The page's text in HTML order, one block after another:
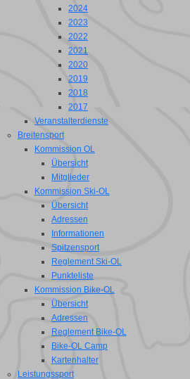
2024
2023
2022
2021
2020
2019
2018
2017
Veranstalterdienste
Breitensport
Kommission OL
Übersicht
Mitglieder
Kommission Ski-OL
Übersicht
Adressen
Informationen
Spitzensport
Reglement Ski-OL
Punkteliste
Kommission Bike-OL
Übersicht
Adressen
Reglement Bike-OL
Bike-OL Camp
Kartenhalter
Leistungssport